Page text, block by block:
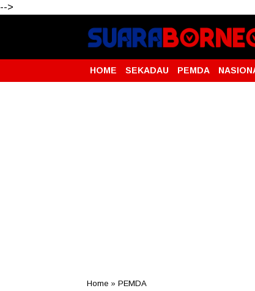
-->
HOME SEKADAU PEMDA
Home » PEMDA